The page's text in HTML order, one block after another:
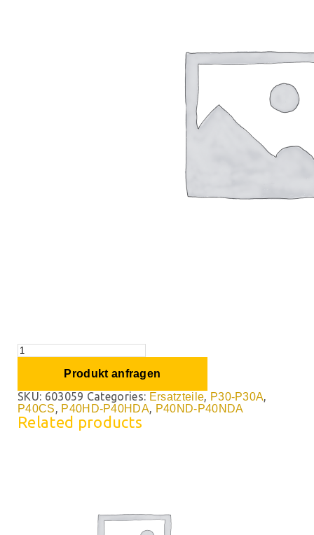
Produkt anfragen
SKU: 603059 Categories: Ersatzteile, P30-P30A,
P40CS, P40HD-P40HDA, P40ND-P40NDA
Related products